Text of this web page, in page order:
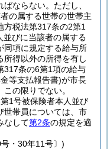
ならない。 ただし、
の属する世帯の世帯主
方税法第317条の2第1
びに当該者の属する
同項に規定する給与所
所得以外の所得を有し
317条の6第1項の給与
等支払報告書)が市長
の限りでない。
1号被保険者本人並び
世帯員については、市
なして第2条の規定を適
・30年11号〕)